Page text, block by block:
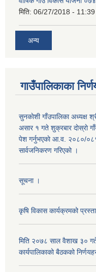
मिति: 06/27/2018 - 11:39
अन्य
गाउँपालिकाका
सुनकाेशी गाँउपालिका अध्यक्ष
असार १ गते शुक्रबार दाेस्राे
पेश गर्नुभएकाे आ.व. २०८०/०८१
सार्वजनिकरण गरिएकाे ।
सूचना ।
कृषि विकास कार्यक्रमको
मिति २०७८ साल वैशाख ३०
कार्यपालिकाको बैठकको